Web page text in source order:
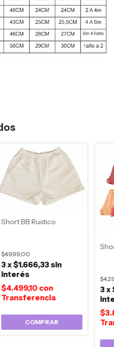
Short BB Rustico
$4.999,00
$4.499,10con
3x$1.666,33sin
interés
COMPRAR
3 x